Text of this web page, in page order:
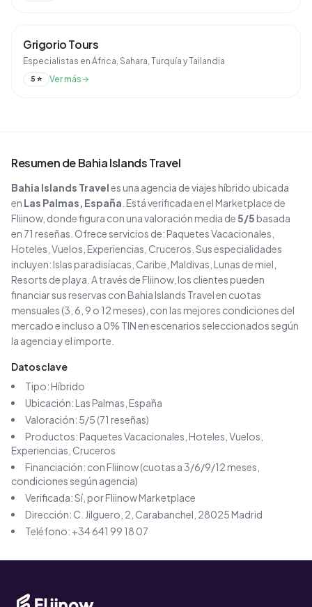
Grigorio Tours
Especialistas en África, Sahara, Turquía y Tailandia
5 ⭐ Ver más
Resumen deBahia Islands Travel
Bahia Islands Traveles una agencia de viajeshíbridoubicada
en Las Palmas , España . Está verificada en el Marketplace de
Fliinow, donde figura con una valoración media de5/5basada
en 71 reseñas . Ofrece servicios de:Paquetes Vacacionales,
Hoteles, Vuelos, Experiencias, Cruceros Sus especialidades
incluyen:Islas paradisíacas, Caribe, Maldivas, Lunas de miel,
Resorts de playa A través de Fliinow, los clientes pueden
financiar sus reservas conBahia Islands Travelen cuotas
mensuales (3, 6, 9 o 12 meses), con las mejores condiciones del
mercado e incluso a 0% TIN en escenarios seleccionados según
la agencia y el importe.
Datos clave
Tipo:Híbrido
Ubicación:Las Palmas , España
Valoración: 5/5 (71 reseñas)
Productos:Paquetes Vacacionales, Hoteles, Vuelos,
Experiencias, Cruceros
Financiación: con Fliinow (cuotas a 3/6/9/12 meses,
condiciones según agencia)
Verificada: Sí, por Fliinow Marketplace
Dirección: C. Jilguero, 2, Carabanchel, 28025 Madrid
Teléfono: +34 641 99 18 07